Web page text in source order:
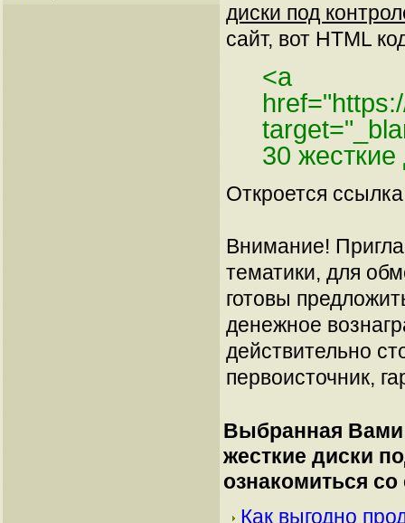
диски под
сайт, вот HTML
<a
30
Откроется
Внимание!
тематики, для
готовы
денежное
действительно
первоисточник,
Выбранная Вами
жесткие диски
ознакомиться
Как выгодно